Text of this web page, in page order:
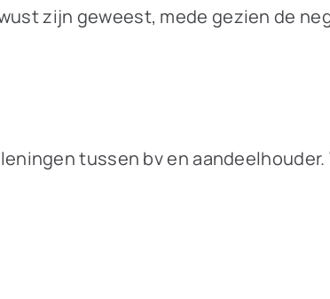
zijn geweest, mede gezien de
tussen bv en aandeelhouder.